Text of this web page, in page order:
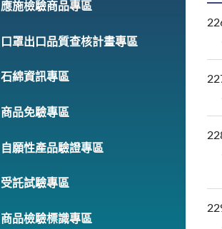
應施檢驗商品專區
口罩出口品質查核計畫專區
石綿資訊專區
商品免驗專區
自願性產品驗證專區
受託試驗專區
商品檢驗標識專區